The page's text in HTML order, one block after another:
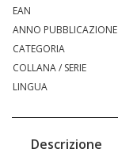
EAN
ANNO PUBBLICAZIONE
CATEGORIA
COLLANA / SERIE
LINGUA
Descrizione